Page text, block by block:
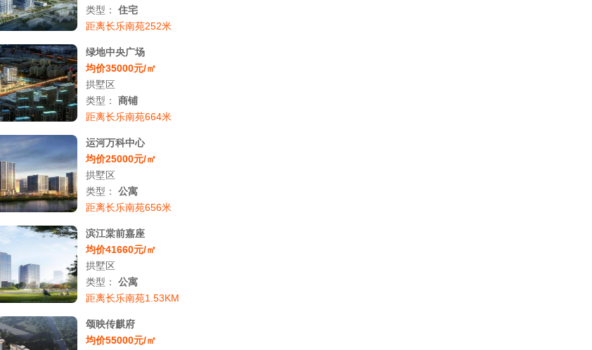
类型： 住宅
距离长乐南苑252米
绿地中央广场
均价35000元/㎡
拱墅区
类型： 商铺
距离长乐南苑664米
运河万科中心
均价25000元/㎡
拱墅区
类型： 公寓
距离长乐南苑656米
滨江棠前嘉座
均价41660元/㎡
拱墅区
类型： 公寓
距离长乐南苑1.53KM
颂映传麒府
均价55000元/㎡